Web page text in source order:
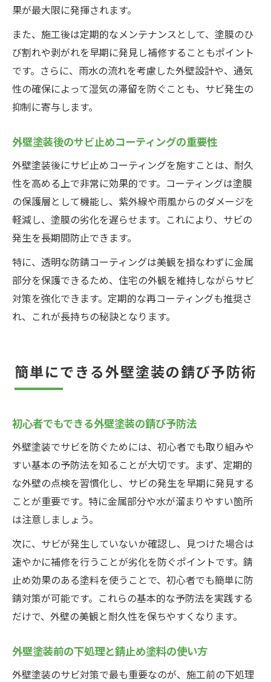
果が最大限に発揮されます。
また、施工後は定期的なメンテナンスとして、塗膜のひ
び割れや剥がれを早期に発見し補修することもポイント
です。さらに、雨水の流れを考慮した外壁設計や、通気
性の確保によって湿気の滞留を防ぐことも、サビ発生の
抑制に寄与します。
外壁塗装後のサビ止めコーティングの重要性
外壁塗装後にサビ止めコーティングを施すことは、耐久
性を高める上で非常に効果的です。コーティングは塗膜
の保護層として機能し、紫外線や雨風からのダメージを
軽減し、塗膜の劣化を遅らせます。これにより、サビの
発生を長期間防止できます。
特に、透明な防錆コーティングは美観を損なわずに金属
部分を保護できるため、住宅の外観を維持しながらサビ
対策を強化できます。定期的な再コーティングも推奨さ
れ、これが長持ちの秘訣となります。
簡単にできる外壁塗装の錆び予防術
初心者でもできる外壁塗装の錆び予防法
外壁塗装でサビを防ぐためには、初心者でも取り組みや
すい基本の予防法を知ることが大切です。まず、定期的
な外壁の点検を習慣化し、サビの発生を早期に発見する
ことが重要です。特に金属部分や水が溜まりやすい箇所
は注意しましょう。
次に、サビが発生していないか確認し、見つけた場合は
速やかに補修を行うことが劣化を防ぐポイントです。錆
止め効果のある塗料を使うことで、初心者でも簡単に防
錆対策が可能です。これらの基本的な予防法を実践する
だけで、外壁の美観と耐久性を保ちやすくなります。
外壁塗装前の下処理と錆止め塗料の使い方
外壁塗装のサビ対策で最も重要なのが、施工前の下処理